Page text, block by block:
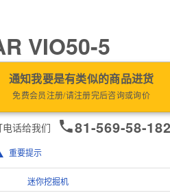
VIO50-5
通知我要是有类似的商品进货
免费会员注册/请注册完后咨询或询价
电话给我们 81-569-58-
重要提示
迷你挖掘机